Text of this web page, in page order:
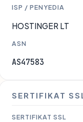
ISP / PENYEDIA
HOSTINGER LT
ASN
AS47583
SERTIFIKAT SSL
SERTIFIKAT SSL